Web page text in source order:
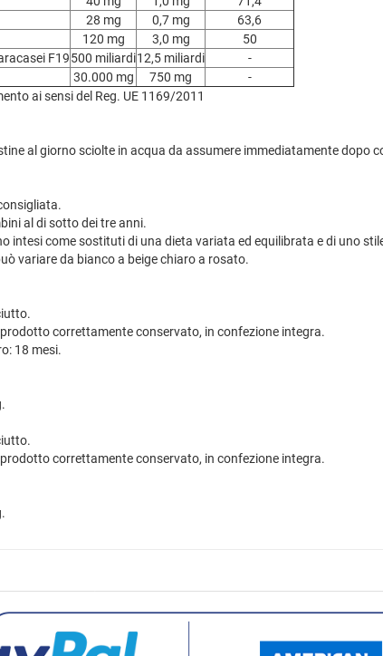
28 mg 0,7 mg
63,6
120 mg 3,0 mg
50
F19500 miliardi12,5 miliardi
-
30.000 mg 750 mg
-
ai sensi del Reg. UE 1169/2011
al giorno sciolte in acqua da assumere immediatamente dopo
al di sotto dei tre anni.
intesi come sostituti di una dieta variata ed equilibrata e di uno
variare da bianco a beige chiaro a rosato.
correttamente conservato, in confezione integra.
18 mesi.
correttamente conservato, in confezione integra.